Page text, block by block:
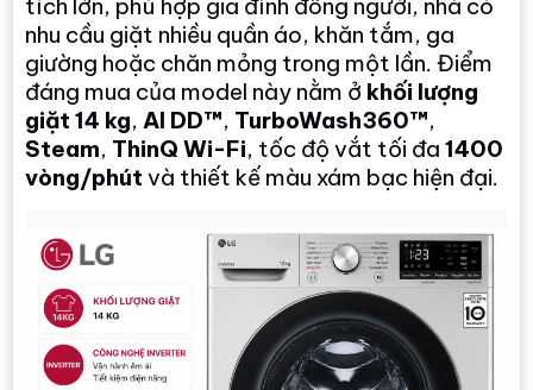
nhu cầu giặt nhiều quần áo, khăn tắm, ga
giường hoặc chăn mỏng trong một lần. Điểm
đáng mua của model này nằm ở khối lượng
giặt 14 kg, AI DD™, TurboWash360™,
Steam, ThinQ Wi-Fi, tốc độ vắt tối đa1400
vòng/phút và thiết kế màu xám bạc hiện đại.